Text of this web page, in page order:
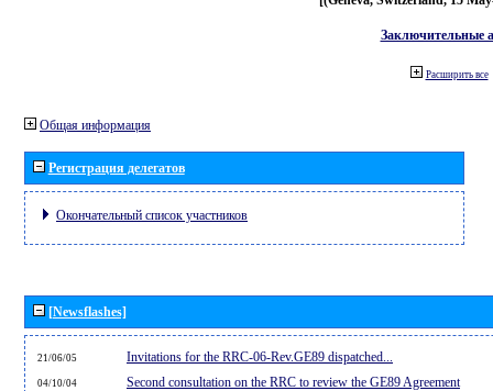
Заключительные
Расширить все
Общая информация
Регистрация делегатов
Окончательный список участников
[Newsflashes]
21/06/05 Invitations for the RRC-06-Rev.GE89 dispatched...
04/10/04 Second consultation on the RRC to review the GE89 Agreement